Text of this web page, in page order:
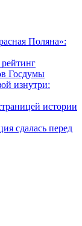
Поляна»:
Госдумы
изнутри:
истории
сдалась перед